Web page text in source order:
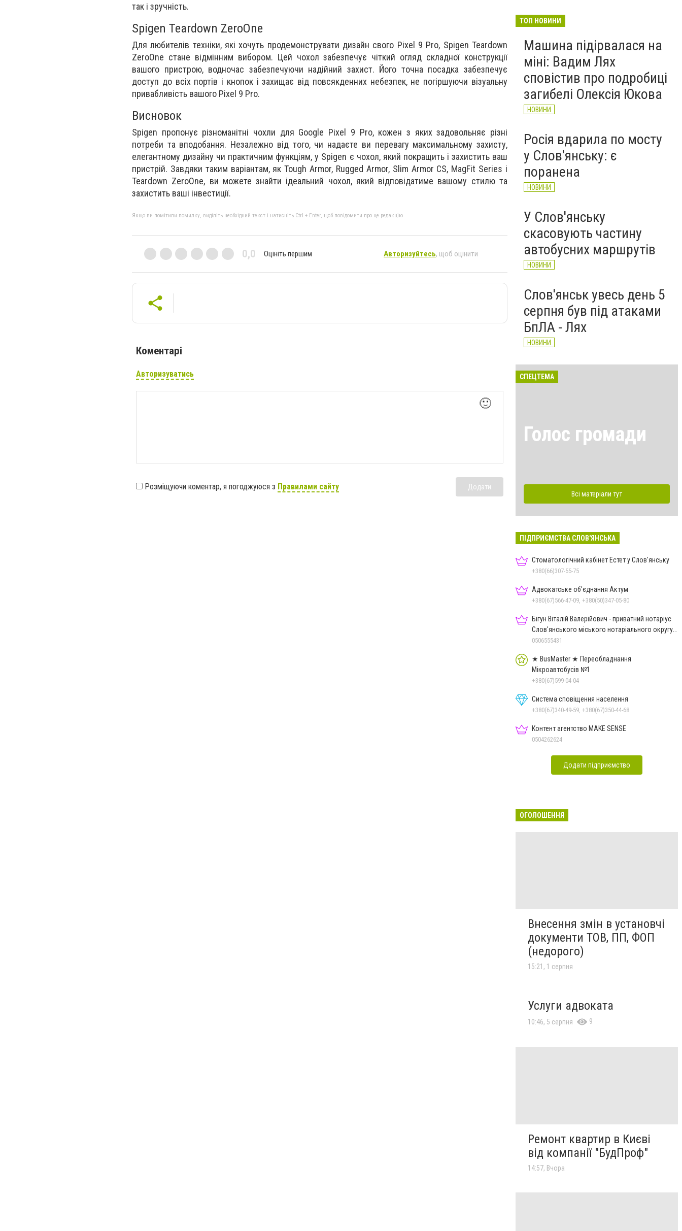
так і зручність.
Spigen Teardown ZeroOne
Для любителів техніки, які хочуть продемонструвати дизайн свого Pixel 9 Pro, Spigen Teardown
ZeroOne стане відмінним вибором. Цей чохол забезпечує чіткий огляд складної конструкції
вашого пристрою, водночас забезпечуючи надійний захист. Його точна посадка забезпечує
доступ до всіх портів і кнопок і захищає від повсякденних небезпек, не погіршуючи візуальну
привабливість вашого Pixel 9 Pro.
Висновок
Spigen пропонує різноманітні чохли для Google Pixel 9 Pro, кожен з яких задовольняє різні
потреби та вподобання. Незалежно від того, чи надаєте ви перевагу максимальному захисту,
елегантному дизайну чи практичним функціям, у Spigen є чохол, який покращить і захистить ваш
пристрій. Завдяки таким варіантам, як Tough Armor, Rugged Armor, Slim Armor CS, MagFit Series і
Teardown ZeroOne, ви можете знайти ідеальний чохол, який відповідатиме вашому стилю та
захистить ваші інвестиції.
Якщо ви помітили помилку, виділіть необхідний текст і натисніть Ctrl + Enter, щоб повідомити про це редакцію
0,0 Оцініть першим Авторизуйтесь, щоб оцінити
Коментарі
Авторизуватись
🙂
Розміщуючи коментар, я погоджуюся з Правилами сайту Додати
працюють на Донеччині
НОВИНИ
ТОП НОВИНИ
Машина підірвалася на
міні: Вадим Лях
сповістив про подробиці
загибелі Олексія Юкова
НОВИНИ
Росія вдарила по мосту
у Слов'янську: є
поранена
НОВИНИ
У Слов'янську
скасовують частину
автобусних маршрутів
НОВИНИ
Слов'янськ увесь день 5
серпня був під атаками
БпЛА - Лях
НОВИНИ
СПЕЦТЕМА
Голос громади
Всі матеріали тут
ПІДПРИЄМСТВА СЛОВ'ЯНСЬКА
Стоматологічний кабінет Естет у Слов'янську
+380(66)307-55-75
Адвокатське об'єднання Актум
+380(67)566-47-09, +380(50)347-05-80
Бігун Віталій Валерійович - приватний нотаріус
Слов'янського міського нотаріального округу
Дон.обл.
0506555431
★ BusMaster ★ Переобладнання
Мікроавтобусів №1
+380(67)599-04-04
Система сповіщення населення
+380(67)340-49-59, +380(67)350-44-68
Контент агентство MAKE SENSE
0504262624
Додати підприємство
ОГОЛОШЕННЯ
Внесення змін в установчі
документи ТОВ, ПП, ФОП
(недорого)
15:21, 1 серпня
Услуги адвоката
10:46, 5 серпня 9
Ремонт квартир в Києві
від компанії "БудПроф"
14:57, Вчора